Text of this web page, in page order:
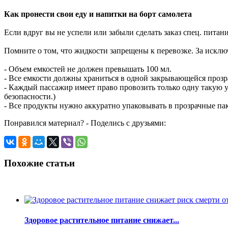
Как пронести свои еду и напитки на борт самолета
Если вдруг вы не успели или забыли сделать заказ спец.
Помните о том, что жидкости запрещены к перевозке. За
- Объем емкостей не должен превышать 100 мл.
- Все емкости должны храниться в одной закрывающейся
- Каждый пассажир имеет право провозить только одну такую
безопасности.)
- Все продукты нужно аккуратно упаковывать в прозрачные
Понравился материал? - Поделись с друзьями:
Похожие статьи
Здоровое растительное питание снижает...